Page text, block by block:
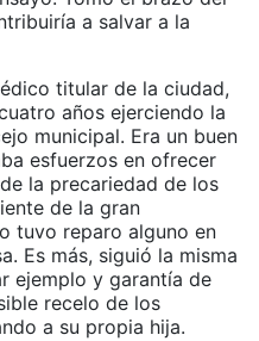
a salvar a la
titular de la ciudad,
años ejerciendo la
municipal. Era un buen
esfuerzos en ofrecer
la precariedad de los
de la gran
tuvo reparo alguno en
Es más, siguió la misma
ejemplo y garantía de
recelo de los
a su propia hija.